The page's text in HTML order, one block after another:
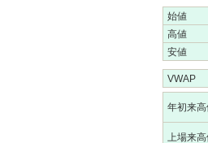
始値
高値
安値
VWAP
年初来
上場来